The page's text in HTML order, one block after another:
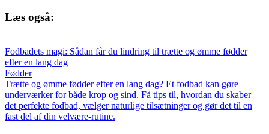
Læs også:
Fodbadets magi: Sådan får du lindring til trætte og ømme fødder
efter en lang dag
Fødder
Trætte og ømme fødder efter en lang dag? Et fodbad kan gøre
underværker for både krop og sind. Få tips til, hvordan du skaber
det perfekte fodbad, vælger naturlige tilsætninger og gør det til en
fast del af din velvære-rutine.